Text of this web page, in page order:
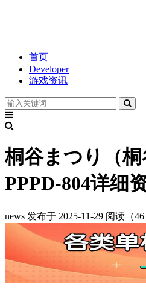
首页
Developer
游戏资讯
桐谷まつり（
PPPD-804详细
news 发布于 2025-11-29 阅读（46